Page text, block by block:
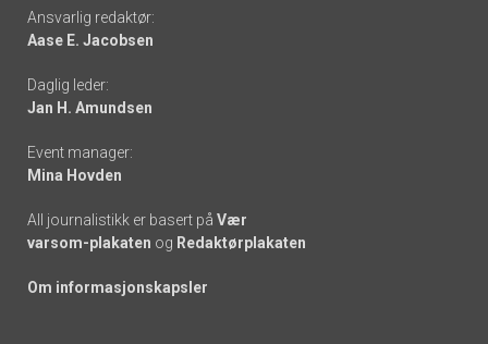
-
links
Ansvarlig redaktør:
Aase E. Jacobsen
Daglig leder:
Jan H. Amundsen
Event manager:
Mina Hovden
All journalistikk er basert på Vær
varsom-plakaten og Redaktørplakaten
Om informasjonskapsler